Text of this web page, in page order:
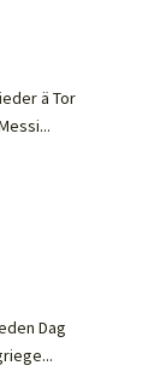
ä Tor
Dag